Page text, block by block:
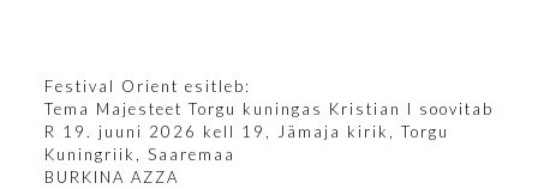
Festival Orient esitleb:
Tema Majesteet Torgu kuningas Kristian I soovitab
R 19. juuni 2026 kell 19, Jämaja kirik, Torgu
Kuningriik, Saaremaa
BURKINA AZZA